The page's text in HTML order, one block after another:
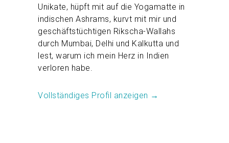
Unikate, hüpft mit auf die Yogamatte in
indischen Ashrams, kurvt mit mir und
geschäftstüchtigen Rikscha-Wallahs
durch Mumbai, Delhi und Kalkutta und
lest, warum ich mein Herz in Indien
verloren habe.
Vollständiges Profil anzeigen →